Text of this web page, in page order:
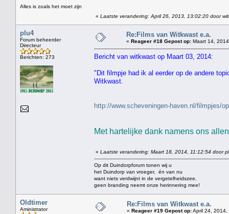
Alles is zoals het moet zijn
« Laatste verandering: April 26, 2013, 13:02:20 door
plu4
Forum beheerder
Directeur
Berichten: 273
Re:Films van Witkwast e.a.
« Reageer #18 Gepost op: Maart 14,
Bericht van witkwast op Maart 03, 2014:
"Dit filmpje had ik al eerder op de andere
Witkwast.
http://www.scheveningen-haven.nl/filmpjes/
Met hartelijke dank namens ons
« Laatste verandering: Maart 18, 2014, 11:12:54 door
Op dit Duindorpforum tonen wij u
het Duindorp van vroeger, én van nu
want niets verdwijnt in de vergetelheidszee,
geen branding neemt onze herinnering mee!
Oldtimer
Aministrator
Re:Films van Witkwast e.a.
« Reageer #19 Gepost op:April 24,